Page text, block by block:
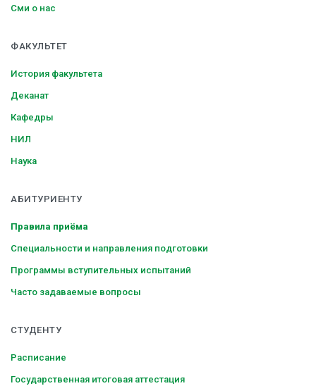
Сми о нас
ФАКУЛЬТЕТ
История факультета
Деканат
Кафедры
НИЛ
Наука
АБИТУРИЕНТУ
Правила приёма
Специальности и направления подготовки
Программы вступительных испытаний
Часто задаваемые вопросы
СТУДЕНТУ
Расписание
Государственная итоговая аттестация